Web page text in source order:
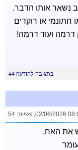
נשאר אותו הדבר.
חתונמי או רוקדים
דרמה ועוד דרמה!
בתגובה להודעה #4
02/06/2026
, צפיות: 54
את האח.